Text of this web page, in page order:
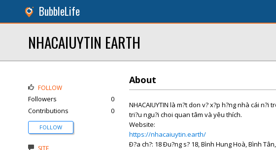
BubbleLife
NHACAIUYTIN EARTH
About
NHACAIUYTIN là m?t don v? x?p h?ng nhà cái
tri?u ngu?i choi quan tâm và yêu thích.
Website:
https://nhacaiuytin.earth/
Ð?a ch?: 18 Ðu?ng s? 18, Bình Hung Hoà, Bình
FOLLOW
Followers
0
Contributions
0
FOLLOW
SITE